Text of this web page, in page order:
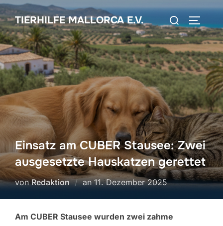
Zum
Inhalt
springen
TIERHILFE MALLORCA E.V.
Suchen
nach:
Einsatz am CUBER Stausee: Zwei
ausgesetzte Hauskatzen gerettet
vonRedaktion anVeröffentlicht
11. Dezember 2025
Am CUBER Stausee wurden zwei zahme